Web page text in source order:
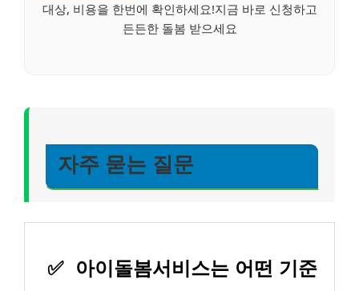
대상, 비용을 한번에 확인하세요!지금 바로 신청하고
든든한 돌봄 받으세요
자주 묻는 질문
✅
아이돌봄서비스는 어떤 기준